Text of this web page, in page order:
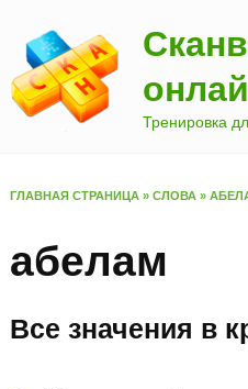
Тренировка
ГЛАВНАЯ СТРАНИЦА » СЛОВА »
абелам
Все значения в